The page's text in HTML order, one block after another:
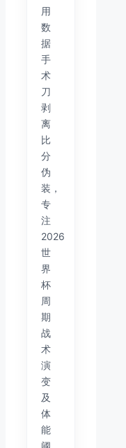
用
数
据
手
术
刀
剥
离
比
分
伪
装，
专
注
2026
世
界
杯
周
期
战
术
演
变
及
体
能
阈